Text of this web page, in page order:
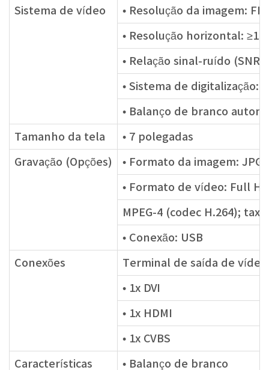
Sistema de vídeo • Resolução da imagem:
• Resolução horizontal:
• Relação sinal-ruído
• Sistema de digitalização:
• Balanço de branco
Tamanho da tela • 7 polegadas
Gravação (Opções) • Formato da imagem: JPG
• Formato de vídeo: Full HD
MPEG-4 (codec H.264);
• Conexão: USB
Conexões Terminal de saída de
• 1x DVI
• 1x HDMI
• 1x CVBS
Características • Balanço de branco